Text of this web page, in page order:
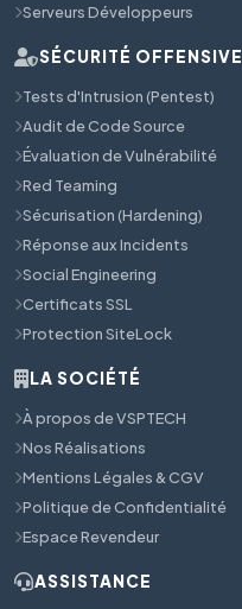
Serveurs Développeurs
SÉCURITÉ OFFENSIVE
Tests d'Intrusion (Pentest)
Audit de Code Source
Évaluation de Vulnérabilité
Red Teaming
Sécurisation (Hardening)
Réponse aux Incidents
Social Engineering
Certificats SSL
Protection SiteLock
LA SOCIÉTÉ
À propos de VSPTECH
Nos Réalisations
Mentions Légales & CGV
Politique de Confidentialité
Espace Revendeur
ASSISTANCE